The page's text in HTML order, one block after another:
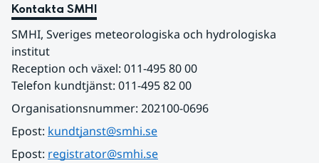
Kontakta SMHI
SMHI, Sveriges meteorologiska och hydrologiska
institut
Reception och växel: 011-495 80 00
Telefon kundtjänst: 011-495 82 00
Organisationsnummer: 202100-0696
Epost: kundtjanst@smhi.se
Epost: registrator@smhi.se